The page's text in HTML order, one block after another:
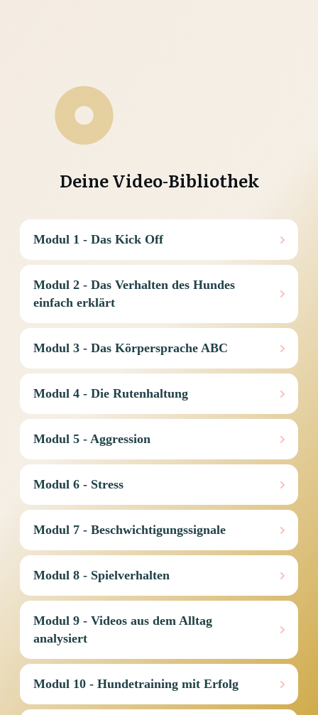
DeineVideo-Bibliothek
Modul 1 - Das Kick Off
Modul 2 - Das Verhalten des Hundes
einfach erklärt
Modul 3 - Das Körpersprache ABC
Modul 4 - Die Rutenhaltung
Modul 5 - Aggression
Modul 6 - Stress
Modul 7 - Beschwichtigungssignale
Modul 8 - Spielverhalten
Modul 9 - Videos aus dem Alltag
analysiert
Modul 10 - Hundetraining mit Erfolg